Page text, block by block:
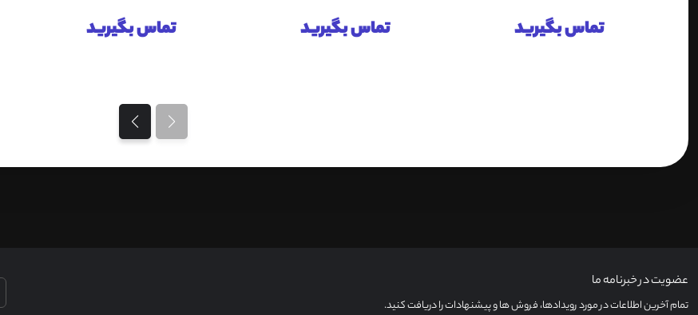
تماس بگیرید تماس بگیرید تماس بگیرید
عضویت در خبرنامه ما
تمام آخرین اطلاعات در مورد رویدادها، فروش ها و پیشنهادات را دریافت کنید.